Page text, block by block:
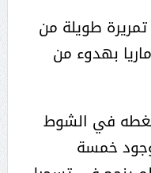
طويلة من
بهدوء من
ضغطه في الشوط
خمسة